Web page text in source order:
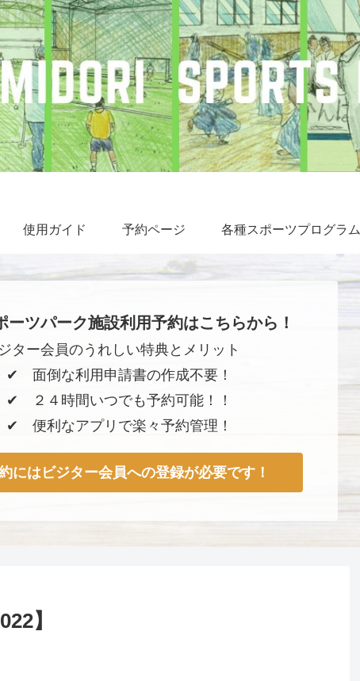
使用ガイド 予約ページ 各種スポーツプログラム
ーツパーク施設利用予約はこちらから！
ター会員のうれしい特典とメリット
✔︎ 面倒な利用申請書の作成不要！
✔︎ ２４時間いつでも予約可能！！
✔︎ 便利なアプリで楽々予約管理！
にはビジター会員への登録が必要です！
】